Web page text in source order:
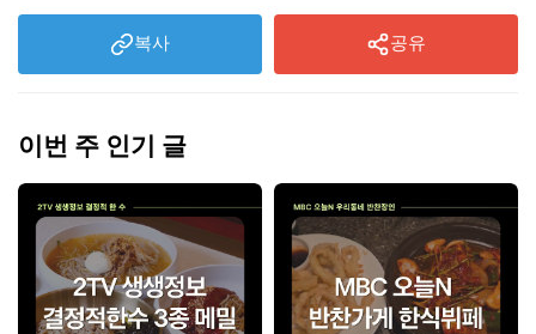
복사 공유
이번 주 인기 글